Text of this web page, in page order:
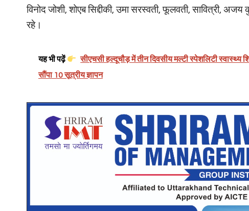
विनोद जोशी, शोएब सिद्दीकी, उमा सरस्वती, फूलवती, सावित्री,
रहे।
यह भी पढ़ें
सीएचसी हल्दूचौड़ में तीन दिवसीय मल्टी स्पेशलिटी स्वास्थ्य
सौंपा 10 सूत्रीय ज्ञापन